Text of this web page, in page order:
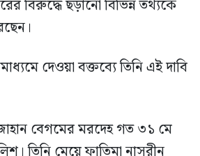
বিরুদ্ধে ছড়ানো বিভিন্ন তথ্যকে
দেওয়া বক্তব্যে তিনি এই দাবি
বেগমের মরদেহ গত ৩১ মে